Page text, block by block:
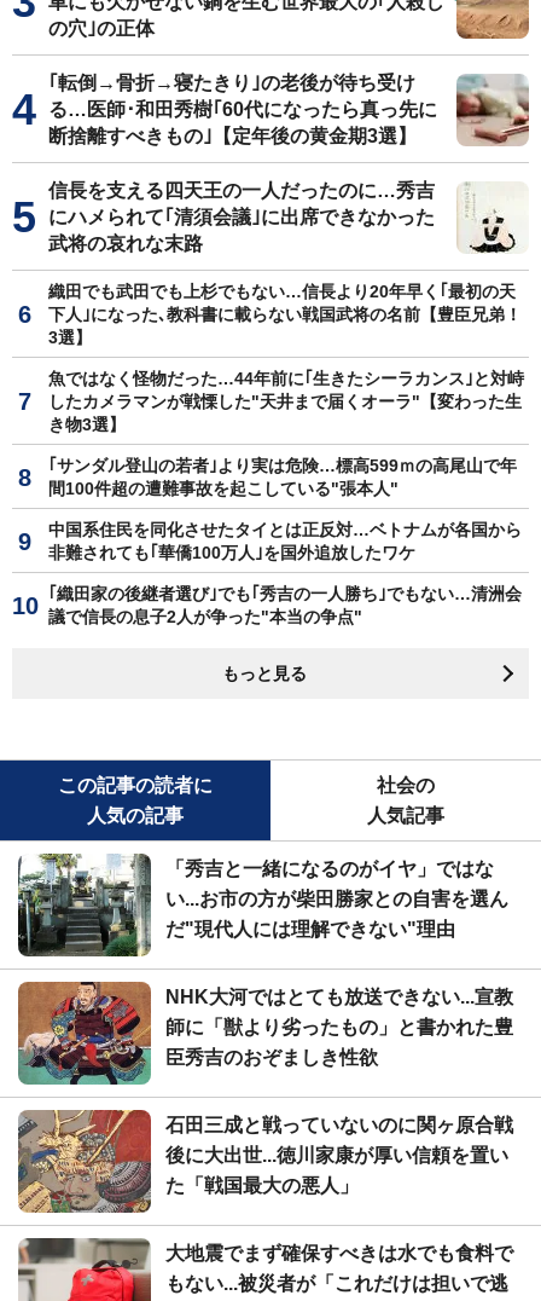
の穴｣の正体
｢転倒→骨折→寝たきり｣の老後が待ち受け
る…医師･和田秀樹｢60代になったら真っ先に
断捨離すべきもの｣【定年後の黄金期3選】
信長を支える四天王の一人だったのに…秀吉
にハメられて｢清須会議｣に出席できなかった
武将の哀れな末路
織田でも武田でも上杉でもない…信長より20年早く｢最初の天
下人｣になった､教科書に載らない戦国武将の名前【豊臣兄弟！
3選】
魚ではなく怪物だった…44年前に｢生きたシーラカンス｣と対峙
したカメラマンが戦慄した"天井まで届くオーラ"【変わった生
き物3選】
｢サンダル登山の若者｣より実は危険…標高599ｍの高尾山で年
間100件超の遭難事故を起こしている"張本人"
中国系住民を同化させたタイとは正反対…ベトナムが各国から
非難されても｢華僑100万人｣を国外追放したワケ
｢織田家の後継者選び｣でも｢秀吉の一人勝ち｣でもない…清洲会
議で信長の息子2人が争った"本当の争点"
もっと見る
この記事の読者に
人気の記事
社会の
人気記事
「秀吉と一緒になるのがイヤ」ではな
い...お市の方が柴田勝家との自害を選ん
だ"現代人には理解できない"理由
NHK大河ではとても放送できない...宣教
師に「獣より劣ったもの」と書かれた豊
臣秀吉のおぞましき性欲
石田三成と戦っていないのに関ヶ原合戦
後に大出世...徳川家康が厚い信頼を置い
た「戦国最大の悪人」
大地震でまず確保すべきは水でも食料で
もない...被災者が「これだけは担いで逃